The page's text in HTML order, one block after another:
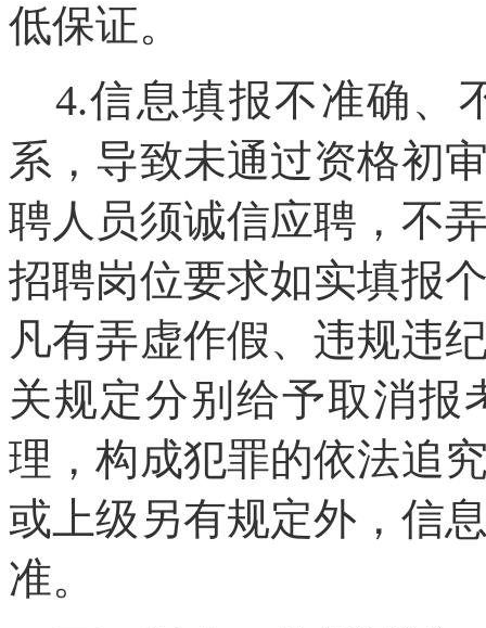
低保证。
4.信息填报不准确、
系，导致未通过资格初
聘人员须诚信应聘，不
招聘岗位要求如实填报
凡有弄虚作假、违规违
关规定分别给予取消报
理，构成犯罪的依法追
或上级另有规定外，信
准。